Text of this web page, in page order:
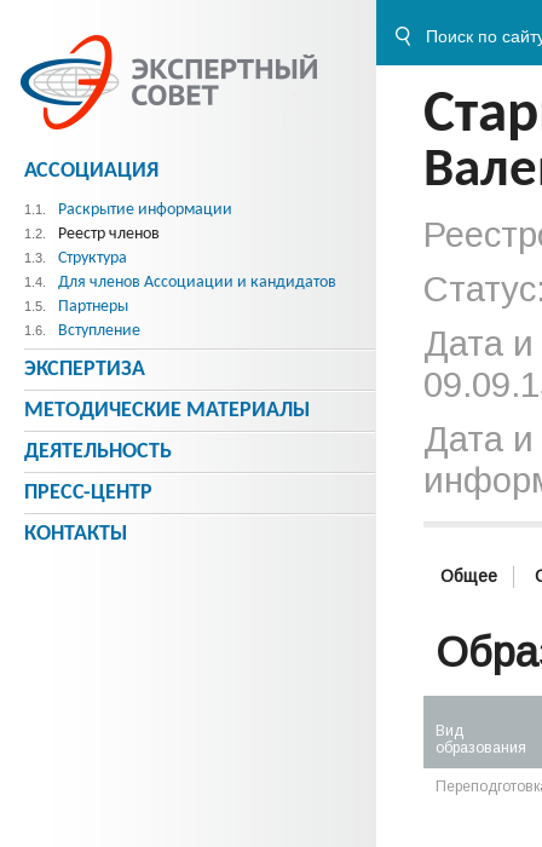
Дата
Дата и
Общее
Вид
образования
АССОЦИАЦИЯ
1.1. Раскрытие информации
1.2. Реестр членов
1.3. Структура
1.4. Для членов Ассоциации и кандидатов
1.5. Партнеры
1.6. Вступление
ЭКСПЕРТИЗА
МЕТОДИЧЕСКИE МАТЕРИАЛЫ
ДЕЯТЕЛЬНОСТЬ
ПРЕСС-ЦЕНТР
КОНТАКТЫ